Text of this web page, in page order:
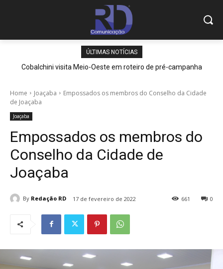
ÚLTIMAS NOTÍCIAS
Cobalchini visita Meio-Oeste em roteiro de pré-campanha
Home Joaçaba
Empossados os membros do Conselho da Cidade
de Joaçaba
Joaçaba
Empossados os membros do
Conselho da Cidade de
Joaçaba
By Redação RD 17 de fevereiro de 2022 0
661